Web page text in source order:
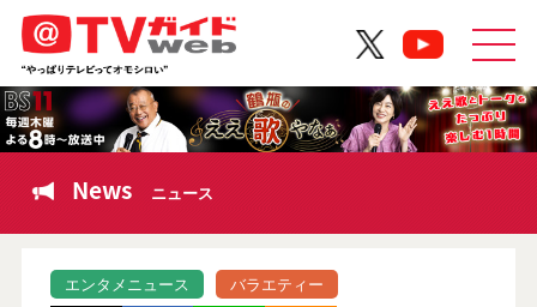
News ニュース
エンタメニュース バラエティー